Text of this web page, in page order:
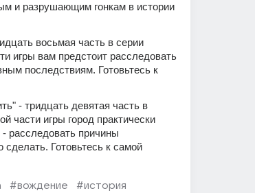
и разрушающим гонкам в истории
восьмая часть в серии
игры вам предстоит расследовать
последствиям. Готовьтесь к
- тридцать девятая часть в
части игры город практически
расследовать причины
Готовьтесь к самой
#вождение
#история